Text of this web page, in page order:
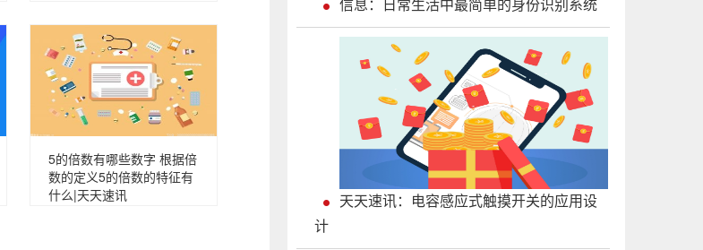
5的倍数有哪些数字 根据倍
数的定义5的倍数的特征有
什么|天天速讯
信息：日常生活中最简单的身份识别系统
天天速讯：电容感应式触摸开关的应用设
计